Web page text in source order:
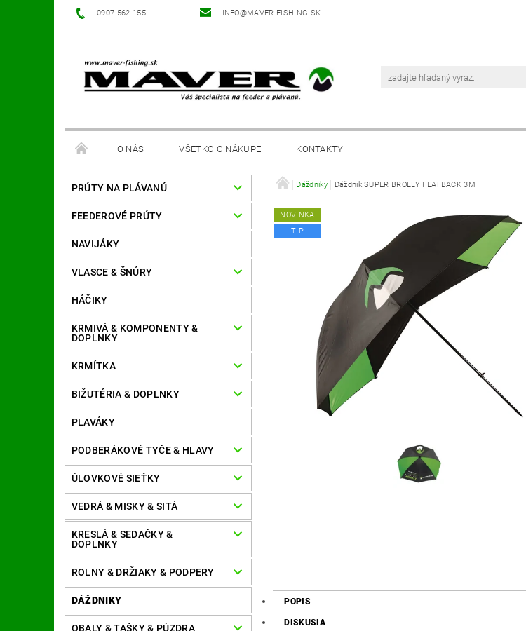
0907 562 155 INFO@MAVER-FISHING.SK
O NÁS VŠETKO O NÁKUPE KONTAKTY
PRÚTY NA PLÁVANÚ
FEEDEROVÉ PRÚTY
NAVIJÁKY
VLASCE & ŠNÚRY
HÁČIKY
KRMIVÁ & KOMPONENTY &
DOPLNKY
KRMÍTKA
BIŽUTÉRIA & DOPLNKY
PLAVÁKY
PODBERÁKOVÉ TYČE & HLAVY
ÚLOVKOVÉ SIEŤKY
VEDRÁ & MISKY & SITÁ
KRESLÁ & SEDAČKY &
DOPLNKY
ROLNY & DRŽIAKY & PODPERY
DÁŽDNIKY
OBALY & TAŠKY & PÚZDRA
Dáždniky Dáždnik SUPER BROLLY FLATBACK 3M
NOVINKA
TIP
POPIS
DISKUSIA